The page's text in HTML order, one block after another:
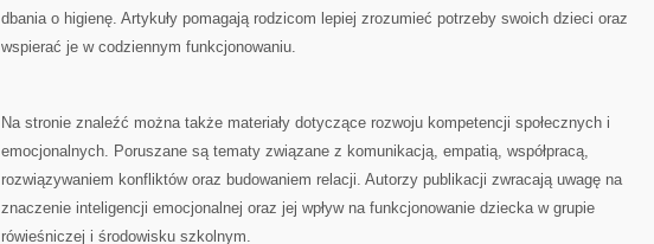
dbania o higienę. Artykuły pomagają rodzicom lepiej zrozumieć potrzeby swoich dzieci oraz
wspierać je w codziennym funkcjonowaniu.
Na stronie znaleźć można także materiały dotyczące rozwoju kompetencji społecznych i
emocjonalnych. Poruszane są tematy związane z komunikacją, empatią, współpracą,
rozwiązywaniem konfliktów oraz budowaniem relacji. Autorzy publikacji zwracają uwagę na
znaczenie inteligencji emocjonalnej oraz jej wpływ na funkcjonowanie dziecka w grupie
rówieśniczej i środowisku szkolnym.